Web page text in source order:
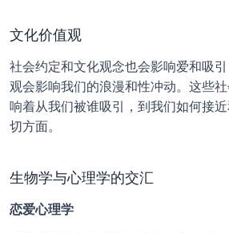
文化价值观
社会约定和文化观念也会影响爱和吸
观会影响我们的浪漫和性冲动。这些
响着从我们被谁吸引，到我们如何接
切方面。
生物学与心理学的交汇
恋爱心理学